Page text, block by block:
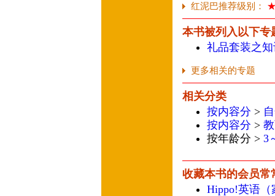
红泥巴推荐级别：
本书被列入以下专
礼品套装之
更多相关的专题
相关分类
按内容分 >
按内容分 >
按年龄分 > 3
收藏本书的会员常
Hippo!英语（